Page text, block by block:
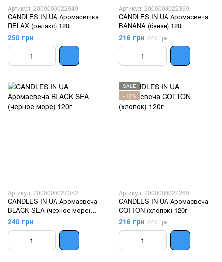
Артикул: 2000000022949
CANDLES IN UA Аромаcвічка
RELAX (релакс) 120г
250 грн
Артикул: 2000000022369
CANDLES IN UA Аромасвеча
BANANA (банан) 120г
216 грн 240 грн
Артикул: 2000000022352
CANDLES IN UA Аромасвеча
BLACK SEA (черное море)
120г
240 грн
SALE
−10%
Артикул: 2000000022260
CANDLES IN UA Аромасвеча
COTTON (хлопок) 120г
216 грн 240 грн